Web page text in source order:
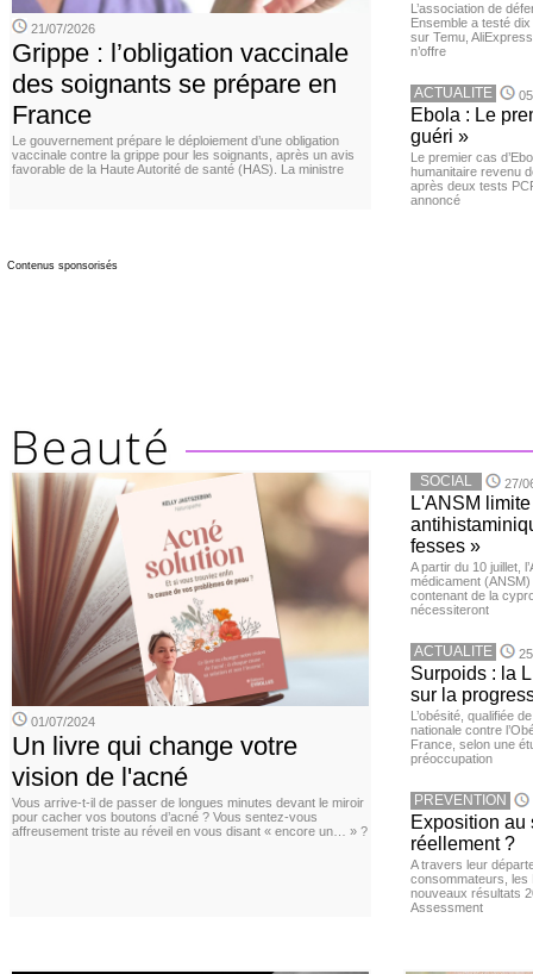
21/07/2026
Grippe : l’obligation vaccinale
des soignants se prépare en
France
Le gouvernement prépare le déploiement d’une obligation
vaccinale contre la grippe pour les soignants, après un avis
favorable de la Haute Autorité de santé (HAS). La ministre
L’association de
Ensemble a testé
sur Temu,
n’offre
ACTUALITE
Ebola : Le
guéri »
Le premier cas
humanitaire revenu
après deux tests
annoncé
Contenus sponsorisés
01/07/2024
Un livre qui change votre
vision de l'acné
Vous arrive-t-il de passer de longues minutes devant le miroir
pour cacher vos boutons d’acné ? Vous sentez-vous
affreusement triste au réveil en vous disant « encore un… » ?
SOCIAL 27/
L'ANSM
fesses »
A partir du 10 juillet,
médicament
contenant de la
nécessiteront
ACTUALITE
Surpoids : la
sur la
L’obésité, qualifiée
nationale contre
France, selon une
préoccupation
PREVENTION
Exposition au
réellement ?
A travers leur
consommateurs, les
nouveaux résultats
Assessment